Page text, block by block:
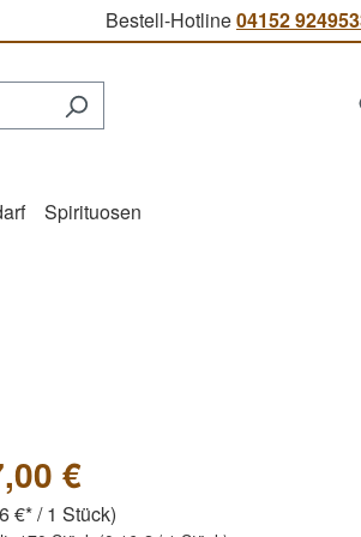
Bestell-Hotline04152
Spirituosen
€
€* / 1 Stück)